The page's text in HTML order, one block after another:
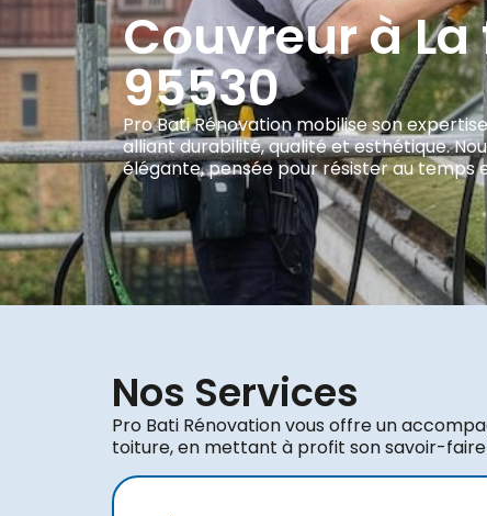
Couvreur à
95530
Pro Bati Rénovation mobilise son
alliant durabilité, qualité et esthétique.
élégante, pensée pour résister au temps
Nos Services
Pro Bati Rénovation vous offre un
toiture, en mettant à profit son savoir-